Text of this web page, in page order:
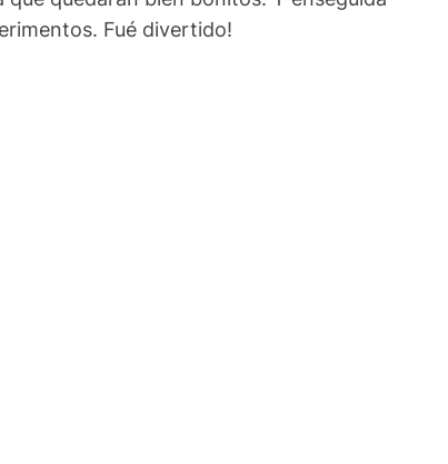
Fué divertido!